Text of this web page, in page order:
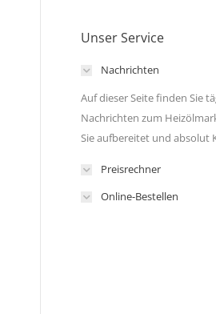
Unser Service
Nachrichten
Auf dieser Seite finden Sie
Nachrichten zum
Sie aufbereitet und absolut
Preisrechner
Online-Bestellen